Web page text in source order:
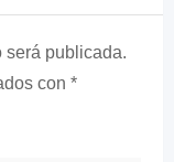
será publicada.
con *